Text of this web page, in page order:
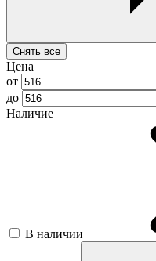
Снять все
Цена
от
до
Наличие
В наличии